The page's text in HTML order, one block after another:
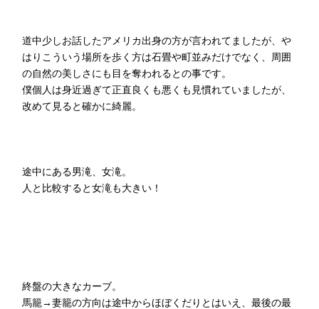
道中少しお話したアメリカ出身の方が言われてましたが、や
はりこういう場所を歩く方は石畳や町並みだけでなく、周囲
の自然の美しさにも目を奪われるとの事です。
僕個人は身近過ぎて正直良くも悪くも見慣れていましたが、
改めて見ると確かに綺麗。
途中にある男滝、女滝。
人と比較すると女滝も大きい！
終盤の大きなカーブ。
馬籠→妻籠の方向は途中からほぼくだりとはいえ、最後の最